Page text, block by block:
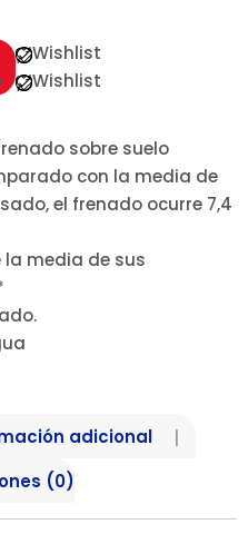
Wishlist
Wishlist
sobre suelo
con la media de
el frenado ocurre 7,4
media de sus
adicional
(0)